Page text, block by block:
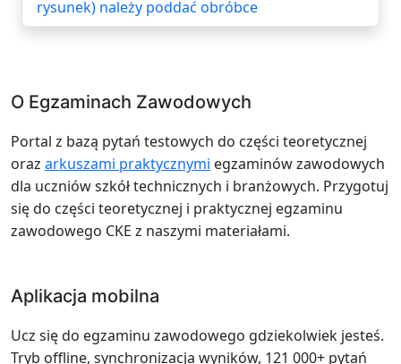
rysunek) należy poddać obróbce
O Egzaminach Zawodowych
Portal z bazą pytań testowych do części teoretycznej
oraz arkuszami praktycznymi egzaminów zawodowych
dla uczniów szkół technicznych i branżowych. Przygotuj
się do części teoretycznej i praktycznej egzaminu
zawodowego CKE z naszymi materiałami.
Aplikacja mobilna
Ucz się do egzaminu zawodowego gdziekolwiek jesteś.
Tryb offline, synchronizacja wyników, 121 000+ pytań